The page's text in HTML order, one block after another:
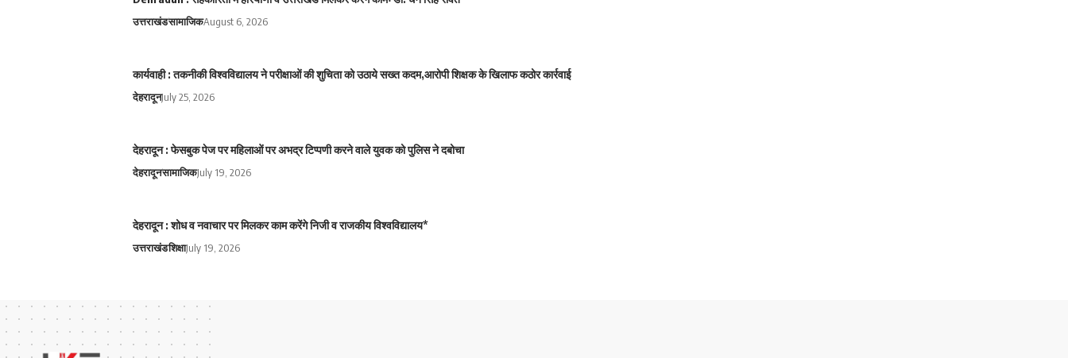
उत्तराखंडसामाजिकAugust 6, 2026
कार्यवाही : तकनीकी विश्वविद्यालय ने परीक्षाओं की शुचिता को उठाये सख्त कदम,आरोपी शिक्षक के खिलाफ कठोर कार्रवाई
देहरादूनJuly 25, 2026
देहरादून : फेसबुक पेज पर महिलाओं पर अभद्र टिप्पणी करने वाले युवक को पुलिस ने दबोचा
देहरादूनसामाजिकJuly 19, 2026
देहरादून : शोध व नवाचार पर मिलकर काम करेंगे निजी व राजकीय विश्वविद्यालय*
उत्तराखंडशिक्षाJuly 19, 2026